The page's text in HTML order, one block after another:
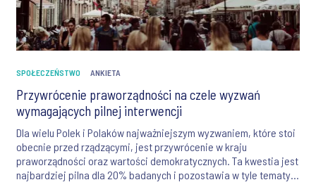
SPOŁECZEŃSTWO ANKIETA
Przywrócenie praworządności na czele wyzwań
wymagających pilnej interwencji
Dla wielu Polek i Polaków najważniejszym wyzwaniem, które stoi
obecnie przed rządzącymi, jest przywrócenie w kraju
praworządności oraz wartości demokratycznych. Ta kwestia jest
najbardziej pilna dla 20% badanych i pozostawia w tyle tematy